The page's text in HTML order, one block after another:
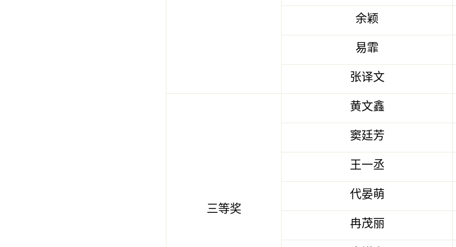
余颖
易霏
张译文
三等奖
黄文鑫
窦廷芳
王一丞
代晏萌
冉茂丽